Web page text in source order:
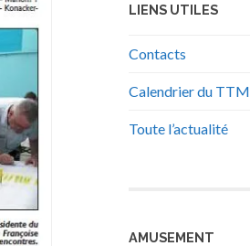
LIENS UTILES
Contacts
Calendrier du TTM
Toute l’actualité
AMUSEMENT